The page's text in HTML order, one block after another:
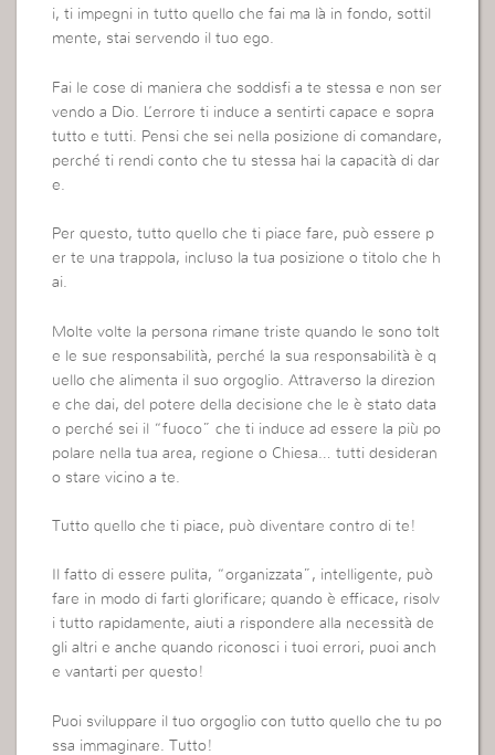
i, ti impegni in tutto quello che fai ma là in fondo, sottil
mente, stai servendo il tuo ego.
Fai le cose di maniera che soddisfi a te stessa e non ser
vendo a Dio. L’errore ti induce a sentirti capace e sopra
tutto e tutti. Pensi che sei nella posizione di comandare,
perché ti rendi conto che tu stessa hai la capacità di dar
e.
Per questo, tutto quello che ti piace fare, può essere p
er te una trappola, incluso la tua posizione o titolo che h
ai.
Molte volte la persona rimane triste quando le sono tolt
e le sue responsabilità, perché la sua responsabilità è q
uello che alimenta il suo orgoglio. Attraverso la direzion
e che dai, del potere della decisione che le è stato data
o perché sei il “fuoco” che ti induce ad essere la più po
polare nella tua area, regione o Chiesa… tutti desideran
o stare vicino a te.
Tutto quello che ti piace, può diventare contro di te!
Il fatto di essere pulita, “organizzata”, intelligente, può
fare in modo di farti glorificare; quando è efficace, risolv
i tutto rapidamente, aiuti a rispondere alla necessità de
gli altri e anche quando riconosci i tuoi errori, puoi anch
e vantarti per questo!
Puoi sviluppare il tuo orgoglio con tutto quello che tu po
ssa immaginare. Tutto!